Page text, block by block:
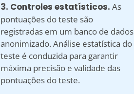
3. Controles estatísticos. As
pontuações do teste são
registradas em um banco de dados
anonimizado. Análise estatística do
teste é conduzida para garantir
máxima precisão e validade das
pontuações do teste.